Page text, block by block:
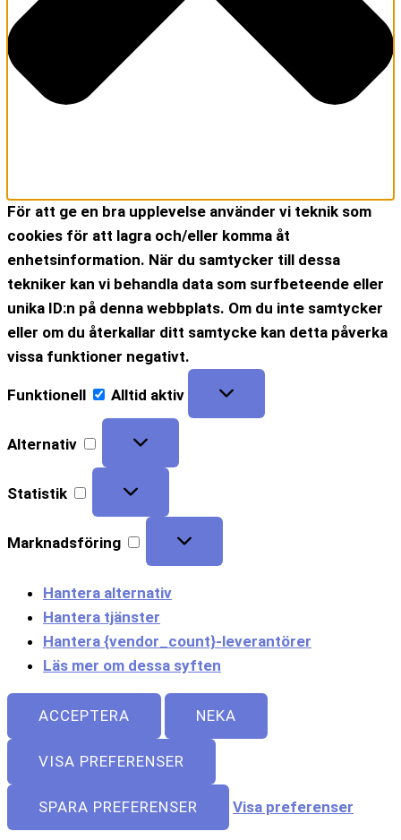
För att ge en bra upplevelse använder vi teknik som
cookies för att lagra och/eller komma åt
enhetsinformation. När du samtycker till dessa
tekniker kan vi behandla data som surfbeteende eller
unika ID:n på denna webbplats. Om du inte samtycker
eller om du återkallar ditt samtycke kan detta påverka
vissa funktioner negativt.
Funktionell Alltid aktiv
Alternativ
Statistik
Marknadsföring
Hantera alternativ
Hantera tjänster
Hantera {vendor_count}-leverantörer
Läs mer om dessa syften
ACCEPTERA NEKA
VISA PREFERENSER
SPARA PREFERENSER Visa preferenser